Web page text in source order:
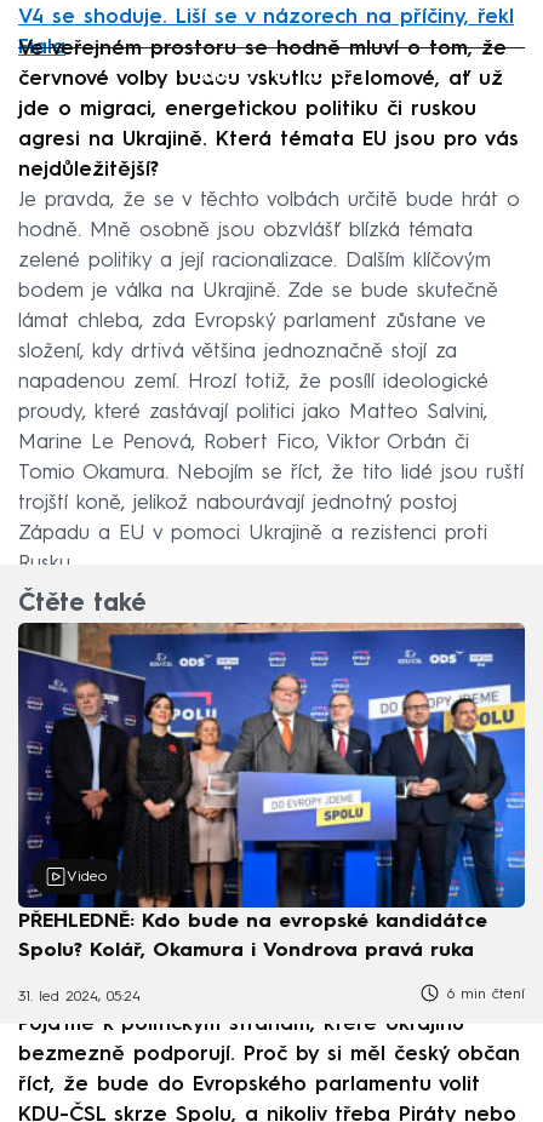
V4 se shoduje. Liší se v názorech na příčiny, řekl
Fiala
Failed to fetch
Ve veřejném prostoru se hodně mluví o tom, že
červnové volby budou vskutku přelomové, ať už
jde o migraci, energetickou politiku či ruskou
agresi na Ukrajině. Která témata EU jsou pro vás
nejdůležitější?
Je pravda, že se v těchto volbách určitě bude hrát o
hodně. Mně osobně jsou obzvlášť blízká témata
zelené politiky a její racionalizace. Dalším klíčovým
bodem je válka na Ukrajině. Zde se bude skutečně
lámat chleba, zda Evropský parlament zůstane ve
složení, kdy drtivá většina jednoznačně stojí za
napadenou zemí. Hrozí totiž, že posílí ideologické
proudy, které zastávají politici jako Matteo Salvini,
Marine Le Penová, Robert Fico, Viktor Orbán či
Tomio Okamura. Nebojím se říct, že tito lidé jsou ruští
trojští koně, jelikož nabourávají jednotný postoj
Západu a EU v pomoci Ukrajině a rezistenci proti
Rusku.
Čtěte také
Video
PŘEHLEDNĚ: Kdo bude na evropské kandidátce
Spolu? Kolář, Okamura i Vondrova pravá ruka
31. led 2024, 05:24 6 min čtení
Pojďme k politickým stranám, které Ukrajinu
bezmezně podporují. Proč by si měl český občan
říct, že bude do Evropského parlamentu volit
KDU-ČSL skrze Spolu, a nikoliv třeba Piráty nebo